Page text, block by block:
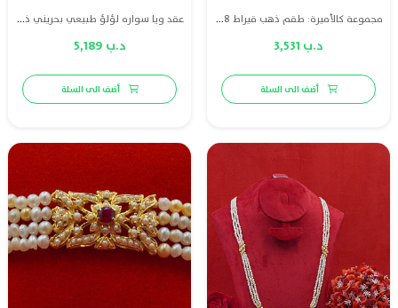
مجموعة كالأميرة: طقم ذهب قيراط 18 مع لؤلؤ طبيعي بحريني و ياقوت
د.ب 3,531
أضف الى السلة
عقد ويا سواره لؤلؤ طبيعي بحريني ذهب قيراط 18 مع ياقوت احمر
د.ب 5,189
أضف الى السلة